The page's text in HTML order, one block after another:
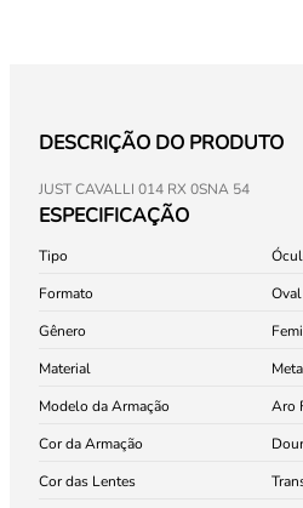
DESCRIÇÃO DO PRODUTO
JUST CAVALLI 014 RX 0SNA 54
ESPECIFICAÇÃO
Tipo
Formato
Oval
Gênero
Material
Modelo da Armação
Aro
Cor da Armação
Cor das Lentes